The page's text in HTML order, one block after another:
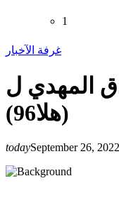
1
غرفة الآخبار
المهدي ل
(هلا96)
todaySeptember 26, 2022